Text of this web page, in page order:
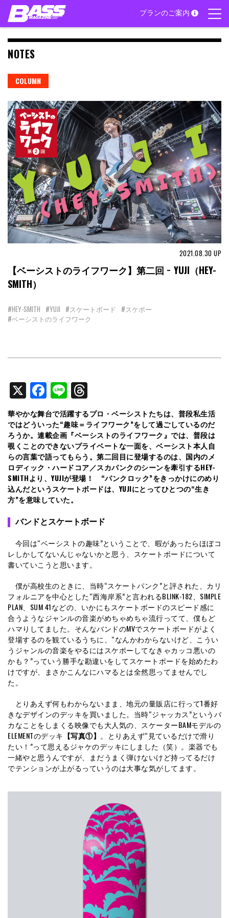
Skip
content
プランのご案内
NOTES
COLUMN
2021.08.30 UP
【ベーシストのライフワーク】第二回 − YUJI（HEY-
SMITH）
#HEY-SMITH #YUJI #スケートボード
#スケボー
#ベーシストのライフワーク
X Facebook
Line
華やかな舞台で活躍するプロ・ベーシストたちは、普段私生活
ではどういった“趣味＝ライフワーク”をして過ごしているのだ
ろうか。連載企画『ベーシストのライフワーク』では、普段は
覗くことのできないプライベートな一面を、ベーシスト本人自
らの言葉で語ってもらう。第二回目に登場するのは、国内のメ
ロディック・ハードコア／スカパンクのシーンを牽引するHEY-
SMITHより、YUJIが登場！ “パンクロック”をきっかけにのめり
込んだというスケートボードは、YUJIにとってひとつの“生き
方”を意味していた。
バンドとスケートボード
今回は“ベーシストの趣味”ということで、暇があったらほぼコ
レしかしてないんじゃないかと思う、スケートボードについて
書いていこうと思います。
僕が高校生のときに、当時“スケートパンク”と評された、カリ
フォルニアを中心とした“西海岸系”と言われるBLINK-182、SIMPLE
PLAN、SUM 41などの、いかにもスケートボードのスピード感に
合うようなジャンルの音楽がめちゃめちゃ流行ってて、僕もど
ハマりしてました。そんなバンドのMVでスケートボードがよく
登場するのを観ているうちに、“なんかわからないけど、こうい
うジャンルの音楽をやるにはスケボーしてなきゃカッコ悪いの
かも？”っていう勝手な勘違いをしてスケートボードを始めたわ
けですが、まさかこんなにハマるとは全然思ってませんでし
た。
とりあえず何もわからないまま、地元の量販店に行って1番好
きなデザインのデッキを買いました。当時“ジャッカス”というバ
カなことをしまくる映像でも大人気の、スケーターBAMモデルの
ELEMENTのデッキ 【写真①】 。とりあえず“見ているだけで滑り
たい！”って思えるジャケのデッキにしました（笑）。楽器でも
一緒やと思うんですが、まだうまく弾けないけど持ってるだけ
でテンションが上がるっていうのは大事な気がしてます。